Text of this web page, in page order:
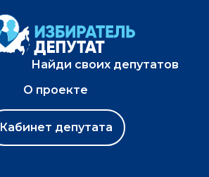
Найди своих депутатов
О проекте
Кабинет депутата